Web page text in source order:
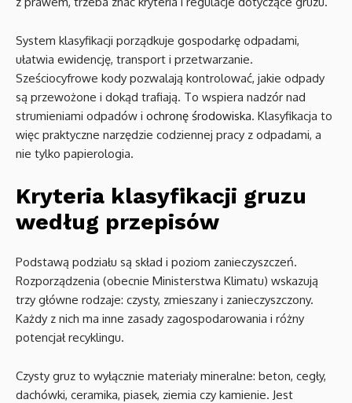
System klasyfikacji porządkuje gospodarkę odpadami,
ułatwia ewidencję, transport i przetwarzanie.
Sześciocyfrowe kody pozwalają kontrolować, jakie odpady
są przewożone i dokąd trafiają. To wspiera nadzór nad
strumieniami odpadów i ochronę środowiska. Klasyfikacja to
więc praktyczne narzędzie codziennej pracy z odpadami, a
nie tylko papierologia.
Kryteria klasyfikacji gruzu
według przepisów
Podstawą podziału są skład i poziom zanieczyszczeń.
Rozporządzenia (obecnie Ministerstwa Klimatu) wskazują
trzy główne rodzaje: czysty, zmieszany i zanieczyszczony.
Każdy z nich ma inne zasady zagospodarowania i różny
potencjał recyklingu.
Czysty gruz to wyłącznie materiały mineralne: beton, cegły,
dachówki, ceramika, piasek, ziemia czy kamienie. Jest